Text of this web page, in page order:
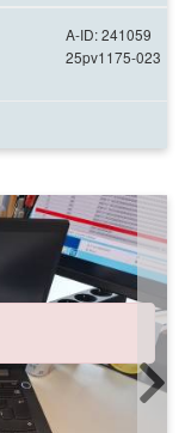
A-ID: 241059
25pv1175-023